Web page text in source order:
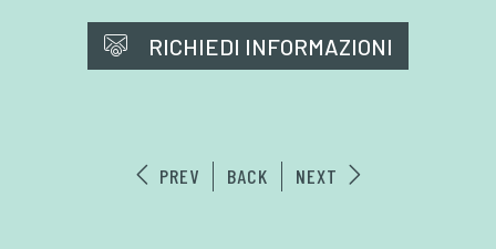
RICHIEDI INFORMAZIONI
PREV BACK NEXT